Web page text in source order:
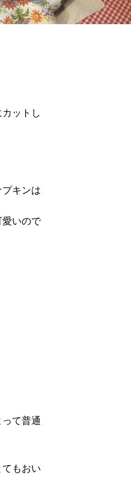
ットし
キンは
愛いので
て普通
もおい